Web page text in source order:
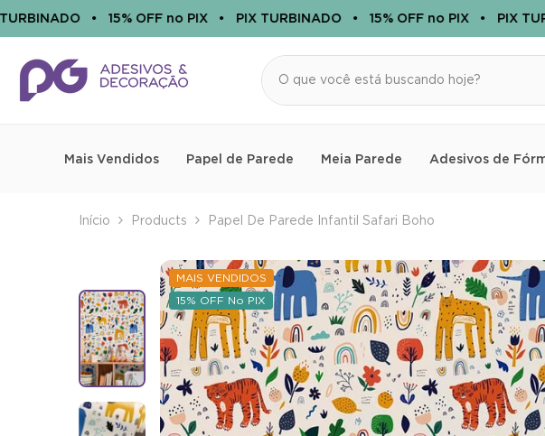
• 15% OFF no PIX • PIX TURBINADO • 15% OFF no PIX • PIX
Mais Vendidos Papel de Parede Meia Parede Adesivos de
PRIMEIRA
Início Products Papel De Parede Infantil Safari Boho
MAIS VENDIDOS
15% OFF No PIX